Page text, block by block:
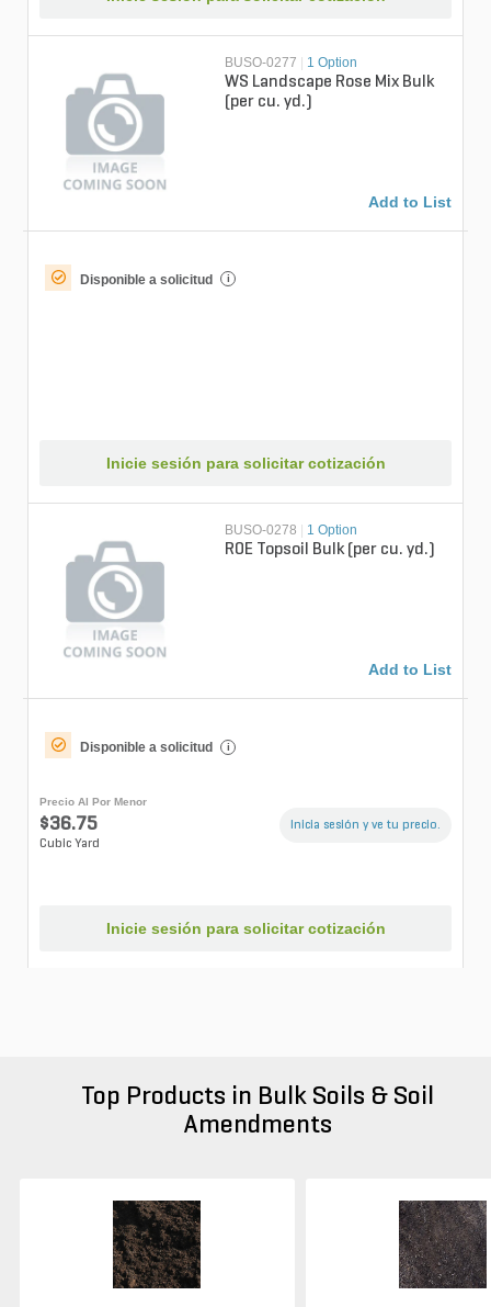
BUSO-0277 1 Option
WS Landscape Rose Mix Bulk
(per cu. yd.)
Add to List
Disponible a solicitud i
Inicie sesión para solicitar cotización
BUSO-0278 1 Option
ROE Topsoil Bulk (per cu. yd.)
Add to List
Disponible a solicitud i
Precio Al Por Menor
$36.75
Cubic Yard
Inicia sesión y ve tu precio.
Inicie sesión para solicitar cotización
Top Products in Bulk Soils & Soil
Amendments